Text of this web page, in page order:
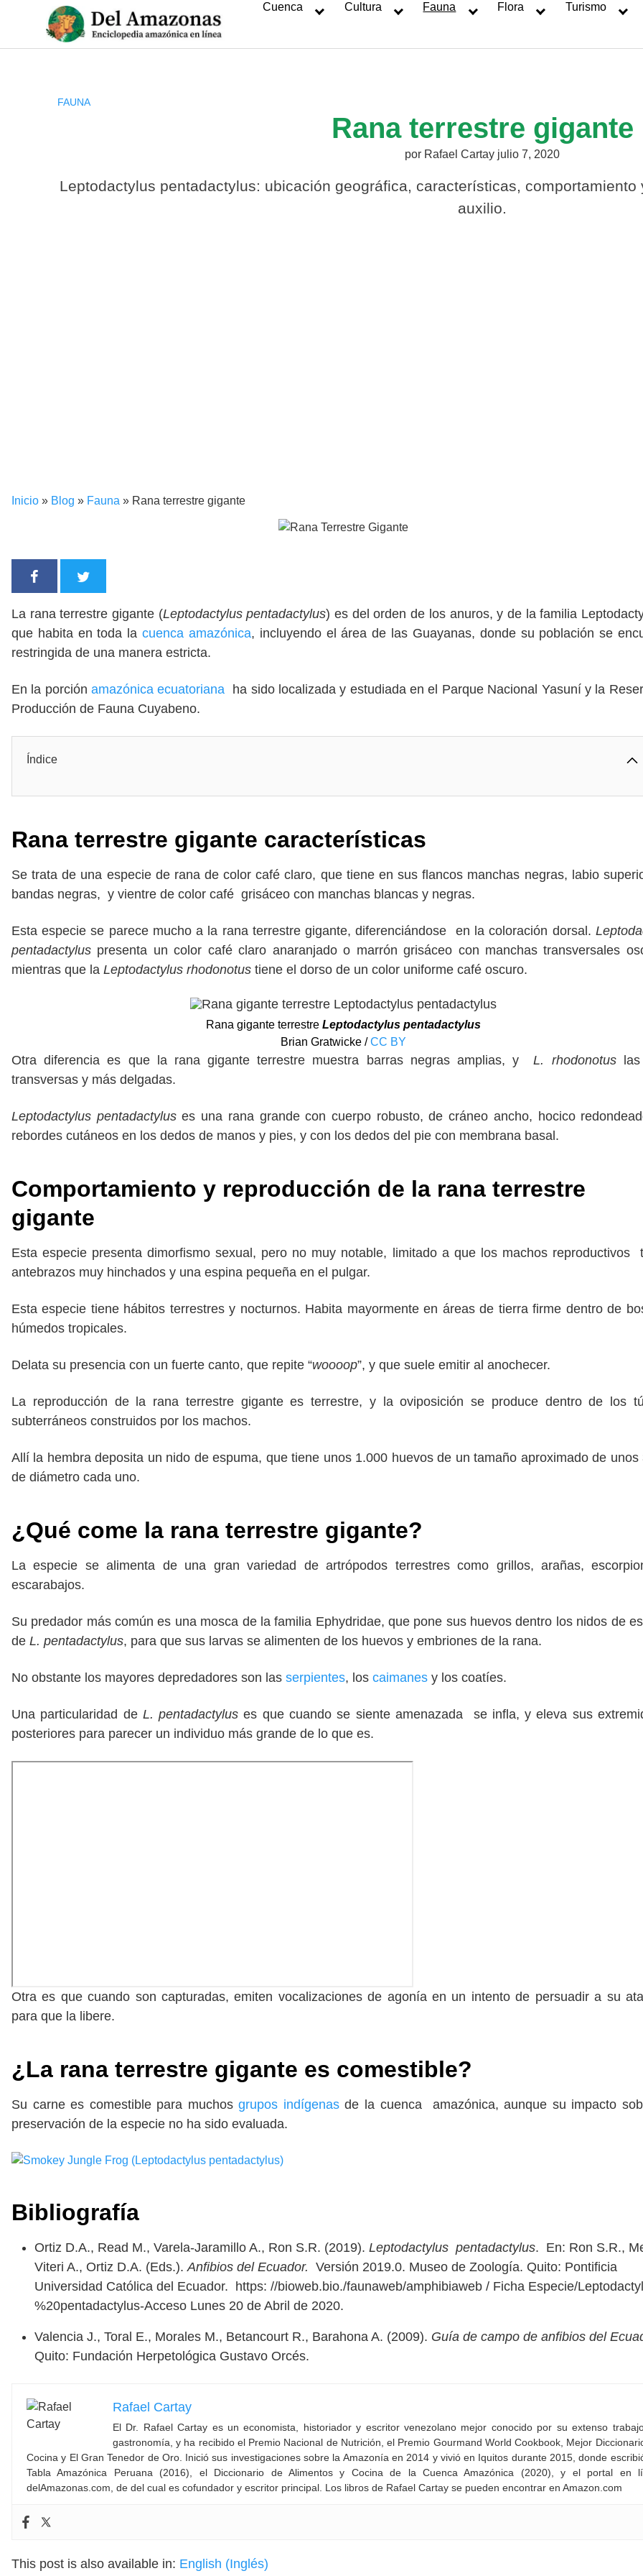
Cuenca Cultura Fauna Flora Turismo
FAUNA
Rana terrestre gigante
por Rafael Cartay julio 7, 2020
Leptodactylus pentadactylus: ubicación geográfica, características,
auxilio.
Inicio » Blog » Fauna » Rana terrestre gigante
La rana terrestre gigante (Leptodactylus pentadactylus) es del orden de los anuros, y de la familia
que habita en toda lacuenca amazónica, incluyendo el área de las Guayanas, donde su población se
restringida de una manera estricta.
En la porciónamazónica ecuatoriana ha sido localizada y estudiada en el Parque Nacional Yasuní y la
Producción de Fauna Cuyabeno.
Índice
Rana terrestre gigante características
Se trata de una especie de rana de color café claro, que tiene en sus flancos manchas negras, labio
bandas negras, y vientre de color café grisáceo con manchas blancas y negras.
Esta especie se parece mucho a la rana terrestre gigante, diferenciándose en la coloración dorsal.
pentadactylus presenta un color café claro anaranjado o marrón grisáceo con manchas transversales
mientras que la Leptodactylus rhodonotus tiene el dorso de un color uniforme café oscuro.
Rana gigante terrestre Leptodactylus pentadactylus
Brian Gratwicke /CC BY
Otra diferencia es que la rana gigante terrestre muestra barras negras amplias, yL. rhodonotuslas
transversas y más delgadas.
Leptodactylus pentadactyluses una rana grande con cuerpo robusto, de cráneo ancho, hocico
rebordes cutáneos en los dedos de manos y pies, y con los dedos del pie con membrana basal.
Comportamiento y reproducción de la rana terrestre
gigante
Esta especie presenta dimorfismo sexual, pero no muy notable, limitado a que los machos reproductivos
antebrazos muy hinchados y una espina pequeña en el pulgar.
Esta especie tiene hábitos terrestres y nocturnos. Habita mayormente en áreas de tierra firme dentro de
húmedos tropicales.
Delata su presencia con un fuerte canto, que repite “woooop”, y que suele emitir al anochecer.
La reproducción de la rana terrestre gigante es terrestre, y la oviposición se produce dentro de los
subterráneos construidos por los machos.
Allí la hembra deposita un nido de espuma, que tiene unos 1.000 huevos de un tamaño aproximado de unos
de diámetro cada uno.
¿Qué come la rana terrestre gigante?
La especie se alimenta de una gran variedad de artrópodos terrestres como grillos, arañas,
escarabajos.
Su predador más común es una mosca de la familia Ephydridae, que pone sus huevos dentro los nidos de
de L. pentadactylus, para que sus larvas se alimenten de los huevos y embriones de la rana.
No obstante los mayores depredadores son las serpientes, los caimanes y los coatíes.
Una particularidad de L. pentadactylus es que cuando se siente amenazada se infla, y eleva sus
posteriores para parecer un individuo más grande de lo que es.
Otra es que cuando son capturadas, emiten vocalizaciones de agonía en un intento de persuadir a su
para que la libere.
¿La rana terrestre gigante es comestible?
Su carne es comestible para muchosgrupos indígenasde la cuenca amazónica, aunque su impacto
preservación de la especie no ha sido evaluada.
Bibliografía
Ortiz D.A., Read M., Varela-Jaramillo A., Ron S.R. (2019). Leptodactylus pentadactylus. En: Ron S.R.,
Viteri A., Ortiz D.A. (Eds.).Anfibios del Ecuador. Versión 2019.0. Museo de Zoología. Quito: Pontificia
Universidad Católica del Ecuador.
https: //bioweb.bio./faunaweb/amphibiaweb / Ficha Especie/
%20pentadactylus-Acceso Lunes 20 de Abril de 2020.
Valencia J., Toral E., Morales M., Betancourt R., Barahona A. (2009). Guía de campo de anfibios del
Quito: Fundación Herpetológica Gustavo Orcés.
Rafael Cartay
El Dr. Rafael Cartay es un economista, historiador y escritor venezolano mejor conocido por su extenso
gastronomía, y ha recibido el Premio Nacional de Nutrición, el Premio Gourmand World Cookbook, Mejor
Cocina y El Gran Tenedor de Oro. Inició sus investigaciones sobre la Amazonía en 2014 y vivió en Iquitos durante 2015, donde
Tabla Amazónica Peruana (2016), el Diccionario de Alimentos y Cocina de la Cuenca Amazónica (2020), y el portal en
delAmazonas.com, de del cual es cofundador y escritor principal. Los libros de Rafael Cartay se pueden encontrar en Amazon.com
This post is also available in: English (Inglés)